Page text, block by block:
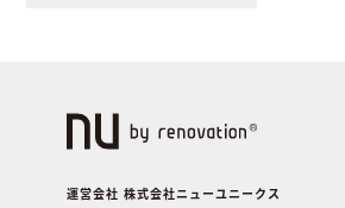
運営会社 株式会社ニューユニークス